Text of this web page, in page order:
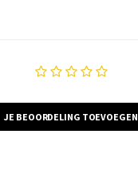
JE BEOORDELING TOEVOEGEN